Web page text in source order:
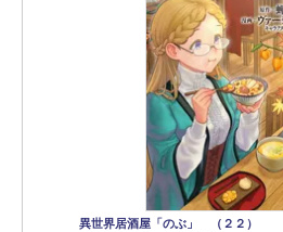
異世界居酒屋「のぶ」 （２２）